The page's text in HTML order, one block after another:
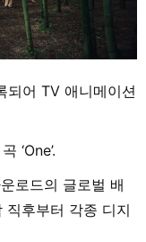
되어 TV 애니메이션
‘One’.
로드의 글로벌 배
후부터 각종 디지